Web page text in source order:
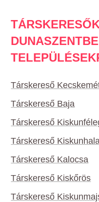
Társkereső
Társkereső Baja
Társkereső
Társkereső
Társkereső Kalocsa
Társkereső Kiskőrös
Társkereső